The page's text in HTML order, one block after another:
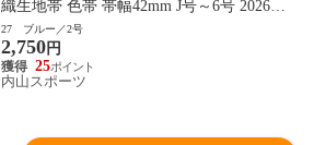
織生地帯 色帯 帯幅42mm J号～6号 2026年
継続モデル【22JV9A18 帯 柔道 空手 空手
道 刺繍加工不可】【翌日配達対象】[自社]
27 ブルー／2号
2,750円
25
内山スポーツ